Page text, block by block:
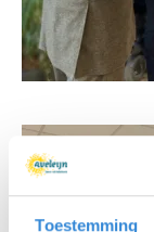
Toestemming